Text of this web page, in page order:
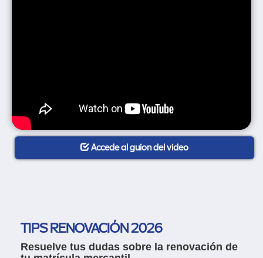
Accede al guion del video
TIPS RENOVACIÓN 2026
Resuelve tus dudas sobre la renovación de